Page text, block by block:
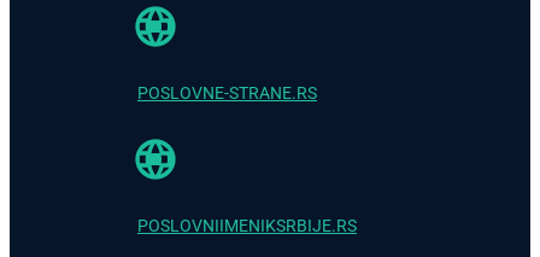
POSLOVNE-STRANE.RS
POSLOVNIIMENIKSRBIJE.RS